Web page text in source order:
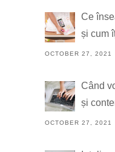
Ce
și cum
OCTOBER 27, 2021
Când
și
OCTOBER 27, 2021